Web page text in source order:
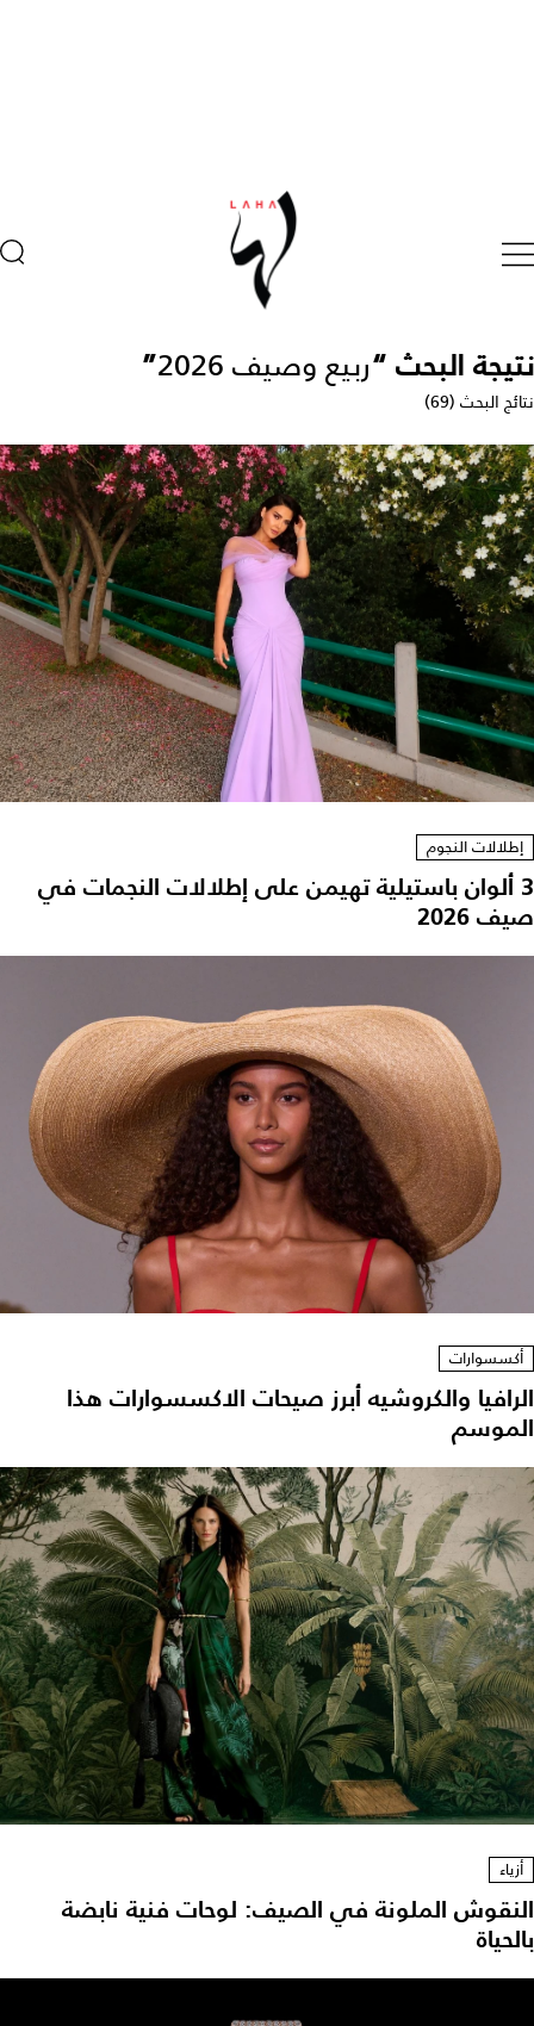
نتيجة البحث “ربيع وصيف 2026 ”
نتائج البحث (69)
إطلالات النجوم
3 ألوان باستيلية تهيمن على إطلالات النجمات في
صيف 2026
أكسسوارات
الرافيا والكروشيه أبرز صيحات الاكسسوارات هذا
الموسم
أزياء
النقوش الملونة في الصيف: لوحات فنية نابضة
بالحياة